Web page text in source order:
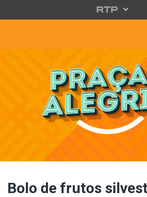
Saltar para o conteúdo principal
Bolo de frutos